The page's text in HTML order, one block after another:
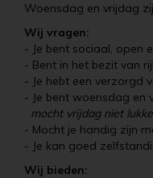
Woensdag en vrijdag
Wij vragen:
- Je bent sociaal, open
- Bent in het bezit van
- Je hebt een verzorgd
- Je bent woensdag en
mocht vrijdag niet
- Mocht je handig zijn
- Je kan goed
Wij bieden: